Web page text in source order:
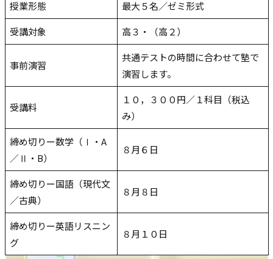
授業形態
最大５名／ゼミ形式
受講対象
高３・（高２）
事前演習
共通テストの時間に合わせて塾で
演習します。
受講料
１０，３００円／１科目（税込
み）
締め切りー数学（Ⅰ・A
／Ⅱ・B）
８月６日
締め切りー国語（現代文
／古典）
８月８日
締め切りー英語リスニン
グ
８月１０日